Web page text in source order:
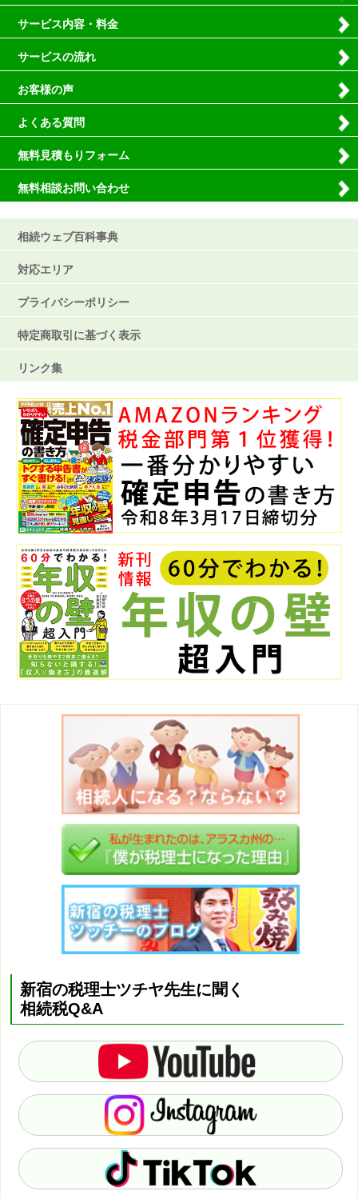
サービス内容・料金
サービスの流れ
お客様の声
よくある質問
無料見積もりフォーム
無料相談お問い合わせ
相続ウェブ百科事典
対応エリア
プライバシーポリシー
特定商取引に基づく表示
リンク集
新宿の税理士ツチヤ先生に聞く
相続税Q&A